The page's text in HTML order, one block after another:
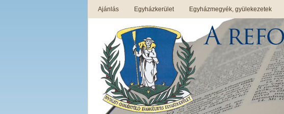
Ajánlás Egyházkerület Egyházmegyék, gyülekezetek